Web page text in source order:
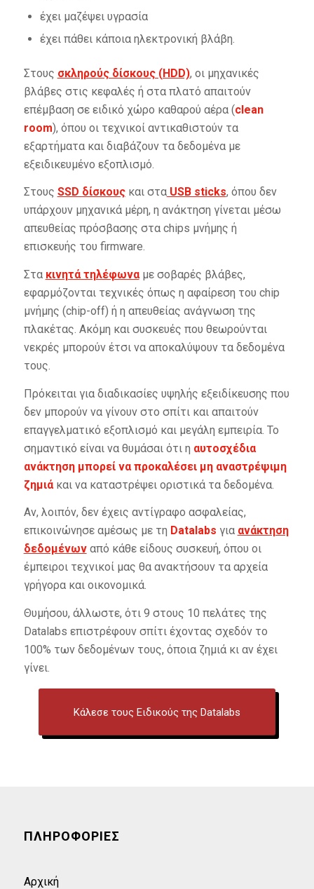
έχει μαζέψει υγρασία
έχει πάθει κάποια ηλεκτρονική βλάβη.
Στους σκληρούς δίσκους (HDD), οι μηχανικές
βλάβες στις κεφαλές ή στα πλατό απαιτούν
επέμβαση σε ειδικό χώρο καθαρού αέρα (clean
room), όπου οι τεχνικοί αντικαθιστούν τα
εξαρτήματα και διαβάζουν τα δεδομένα με
εξειδικευμένο εξοπλισμό.
Στους SSD δίσκουςκαι σταUSB sticks, όπου δεν
υπάρχουν μηχανικά μέρη, η ανάκτηση γίνεται μέσω
απευθείας πρόσβασης στα chips μνήμης ή
επισκευής του firmware.
Στα κινητά τηλέφωναμε σοβαρές βλάβες,
εφαρμόζονται τεχνικές όπως η αφαίρεση του chip
μνήμης (chip-off) ή η απευθείας ανάγνωση της
πλακέτας. Ακόμη και συσκευές που θεωρούνται
νεκρές μπορούν έτσι να αποκαλύψουν τα δεδομένα
τους.
Πρόκειται για διαδικασίες υψηλής εξειδίκευσης που
δεν μπορούν να γίνουν στο σπίτι και απαιτούν
επαγγελματικό εξοπλισμό και μεγάλη εμπειρία. Το
σημαντικό είναι να θυμάσαι ότι η αυτοσχέδια
ανάκτηση μπορεί να προκαλέσει μη αναστρέψιμη
ζημιάκαι να καταστρέψει οριστικά τα δεδομένα.
Αν, λοιπόν, δεν έχεις αντίγραφο ασφαλείας,
επικοινώνησε αμέσως με τη Datalabs για ανάκτηση
δεδομένωναπό κάθε είδους συσκευή, όπου οι
έμπειροι τεχνικοί μας θα ανακτήσουν τα αρχεία
γρήγορα και οικονομικά.
Θυμήσου, άλλωστε, ότι 9 στους 10 πελάτες της
Datalabs επιστρέφουν σπίτι έχοντας σχεδόν το
100% των δεδομένων τους, όποια ζημιά κι αν έχει
γίνει.
Κάλεσε τους Ειδικούς της Datalabs
ΠΛΗΡΟΦΟΡΙΕΣ
Αρχική